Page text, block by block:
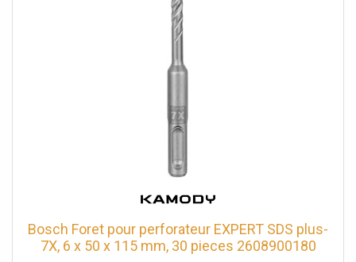
Bosch Foret pour perforateur EXPERT SDS plus-
7X, 6 x 50 x 115 mm, 30 pieces 2608900180